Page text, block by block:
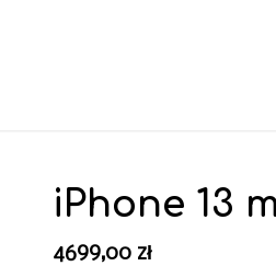
iPhone 13
4699,00 zł